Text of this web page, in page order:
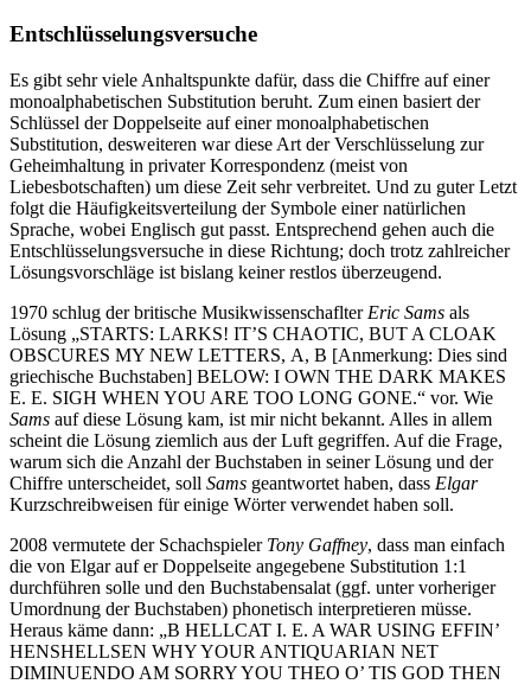
Entschlüsselungsversuche
Es gibt sehr viele Anhaltspunkte dafür, dass die Chiffre auf einer
monoalphabetischen Substitution beruht. Zum einen basiert der
Schlüssel der Doppelseite auf einer monoalphabetischen
Substitution, desweiteren war diese Art der Verschlüsselung zur
Geheimhaltung in privater Korrespondenz (meist von
Liebesbotschaften) um diese Zeit sehr verbreitet. Und zu guter Letzt
folgt die Häufigkeitsverteilung der Symbole einer natürlichen
Sprache, wobei Englisch gut passt. Entsprechend gehen auch die
Entschlüsselungsversuche in diese Richtung; doch trotz zahlreicher
Lösungsvorschläge ist bislang keiner restlos überzeugend.
1970 schlug der britische Musikwissenschaflter Eric Sams als
Lösung „STARTS: LARKS! IT’S CHAOTIC, BUT A CLOAK
OBSCURES MY NEW LETTERS, Α, Β [Anmerkung: Dies sind
griechische Buchstaben] BELOW: I OWN THE DARK MAKES
E. E. SIGH WHEN YOU ARE TOO LONG GONE.“ vor. Wie
Sams auf diese Lösung kam, ist mir nicht bekannt. Alles in allem
scheint die Lösung ziemlich aus der Luft gegriffen. Auf die Frage,
warum sich die Anzahl der Buchstaben in seiner Lösung und der
Chiffre unterscheidet, soll Sams geantwortet haben, dass Elgar
Kurzschreibweisen für einige Wörter verwendet haben soll.
2008 vermutete der Schachspieler Tony Gaffney, dass man einfach
die von Elgar auf er Doppelseite angegebene Substitution 1:1
durchführen solle und den Buchstabensalat (ggf. unter vorheriger
Umordnung der Buchstaben) phonetisch interpretieren müsse.
Heraus käme dann: „B HELLCAT I. E. A WAR USING EFFIN’
HENSHELLSEN WHY YOUR ANTIQUARIAN NET
DIMINUENDO AM SORRY YOU THEO O’ TIS GOD THEN